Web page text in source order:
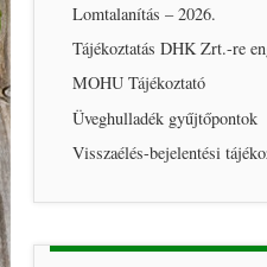
Lomtalanítás – 2026.
Tájékoztatás DHK Zrt.-re
MOHU Tájékoztató
Üveghulladék gyűjtőpontok
Visszaélés-bejelentési